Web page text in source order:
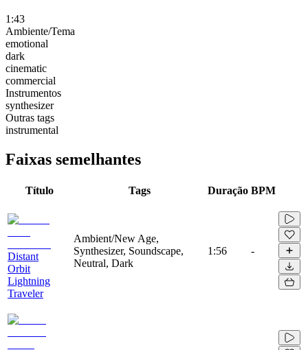
1:43
Ambiente/Tema
emotional
dark
cinematic
commercial
Instrumentos
synthesizer
Outras tags
instrumental
Faixas semelhantes
Título Tags Duração BPM
Distant
Orbit
Lightning
Traveler
Ambient/New Age,
Synthesizer, Soundscape,
Neutral, Dark
1:56 -